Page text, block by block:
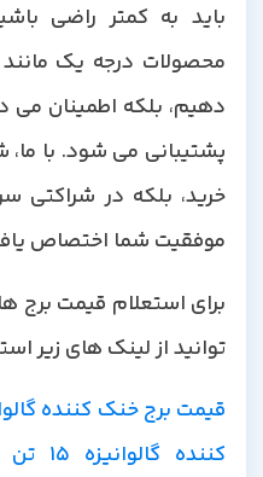
باید به کمتر راضی
محصولات درجه یک مانند
دهیم، بلکه اطمینان می
پشتیبانی می شود. با
خرید، بلکه در شراکتی
موفقیت شما اختصاص
برای استعلام قیمت برج
توانید از لینک های زیر
قیمت برج خنک کننده
کننده گالوانیزه 15 تن